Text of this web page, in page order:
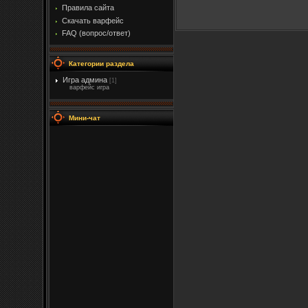
Правила сайта
Скачать варфейс
FAQ (вопрос/ответ)
Категории раздела
Игра админа [1]
варфейс игра
Мини-чат